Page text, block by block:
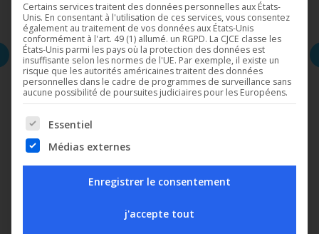
Certains services traitent des données personnelles aux États-
Unis. En consentant à l'utilisation de ces services, vous consentez
également au traitement de vos données aux États-Unis
conformément à l'art. 49 (1) allumé. un RGPD. La CJCE classe les
États-Unis parmi les pays où la protection des données est
insuffisante selon les normes de l'UE. Par exemple, il existe un
risque que les autorités américaines traitent des données
personnelles dans le cadre de programmes de surveillance sans
aucune possibilité de poursuites judiciaires pour les Européens.
The following is a list of service groups for which consent can
Essentiel
Médias externes
Enregistrer le consentement
j'accepte tout